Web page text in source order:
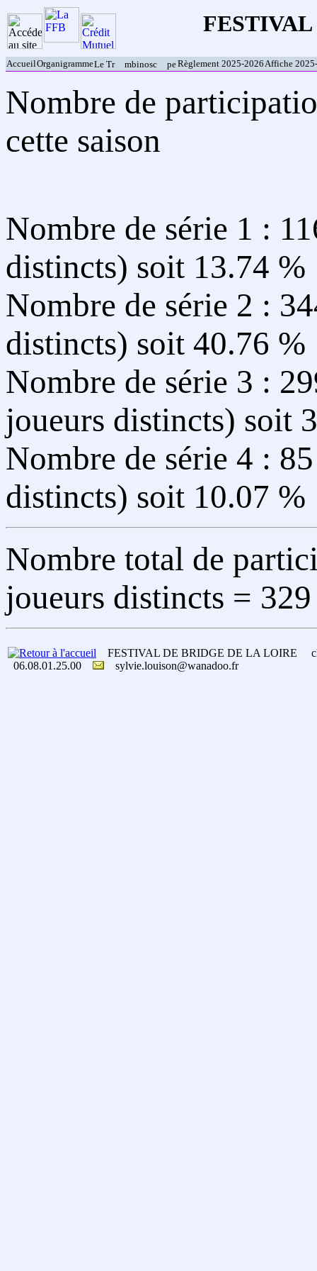
FESTIVAL
AccueilOrganigrammeLe Tr mbinosc peRèglement 2025-2026Affiche
Nombre de
cette saison
Nombre de série 1 :
distincts) soit 13.74 %
Nombre de série 2 :
distincts) soit 40.76 %
Nombre de série 3 :
joueurs distincts) soit
Nombre de série 4 :
distincts) soit 10.07 %
Nombre total de
joueurs distincts = 329
FESTIVAL DE BRIDGE DE LA LOIRE
06.08.01.25.00
sylvie.louison@wanadoo.fr